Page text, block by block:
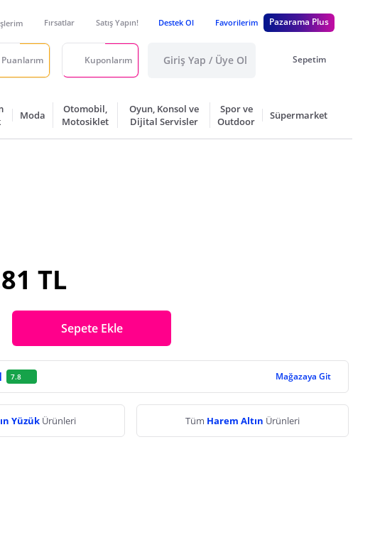
Fırsatlar Satış Yapın! Destek Ol Favorilerim Pazarama Plus
Puanlarım Kuponlarım Giriş Yap / Üye Ol Sepetim
Moda
Otomobil,
Motosiklet
Oyun, Konsol ve
Dijital Servisler
Spor ve
Outdoor
Süpermarket
TL
Sepete Ekle
7.8 Mağazaya Git
Yüzük Ürünleri Tüm Harem Altın Ürünleri